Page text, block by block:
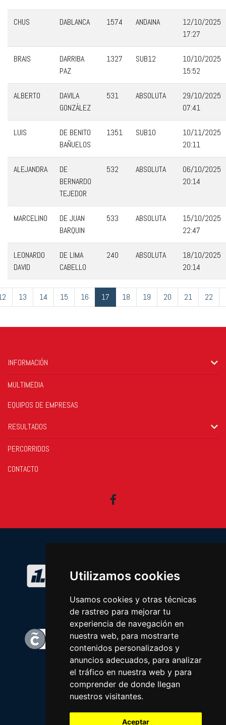
Utilizamos cookies
Usamos cookies y otras técnicas
de rastreo para mejorar tu
experiencia de navegación en
nuestra web, para mostrarte
contenidos personalizados y
anuncios adecuados, para analizar
el tráfico en nuestra web y para
comprender de donde llegan
nuestros visitantes.
Aceptar
CHUS DABLANCA 1574 ANDAINA
12/10/2025
17:27
BRAIS
DARRIBA
PAZ
1327 SUB12
10/10/2025
15:52
ALBERTO
DAVILA
GONZÁLEZ
531 ABSOLUTA
29/10/2025
07:41
LUIS
DE BENITO
BAÑUELOS
1351 SUB10
10/11/2025
20:11
ALEJANDRA
DE
BERNARDO
TEJEDOR
532 ABSOLUTA
06/10/2025
20:14
MARCELINO
DE JUAN
BARQUIN
533 ABSOLUTA
15/10/2025
22:47
LEONARDO
DAVID
DE LIMA
CABELLO
240 ABSOLUTA
18/10/2025
20:14
13 14 15 16 17 18 19 20 21 22
INFORMACIÓN
MULTIMEDIA
EQUIPOS DE EMPRESAS
RESULTADOS
PERCORRIDOS
CONTACTO
Facebook